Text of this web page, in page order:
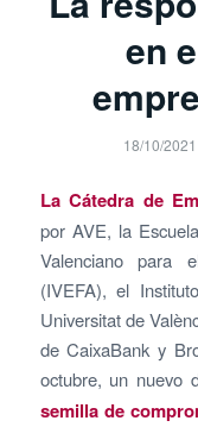
en
18/10/2021
La Cátedra de
por AVE, la
Valenciano para
(IVEFA), el
Universitat de
de CaixaBank y
octubre, un nuevo
semilla de